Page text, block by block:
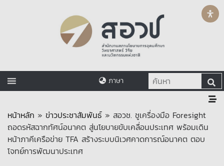
ภาษา
หน้าหลัก » ข่าวประชาสัมพันธ์ » สอวช. ชูเครื่องมือ Foresight
ถอดรหัสฉากทัศน์อนาคต สู่นโยบายขับเคลื่อนประเทศ พร้อมเดิน
หน้าภาคีเครือข่าย TFA สร้างระบบนิเวศคาดการณ์อนาคต ตอบ
โจทย์การพัฒนาประเทศ